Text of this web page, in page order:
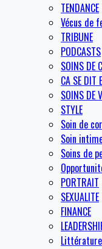
TENDANCE
Vécus de
TRIBUNE
PODCASTS
SOINS DE
CA SE DIT
SOINS DE
STYLE
Soin de
Soin
Soins de
PORTRAIT
SEXUALITE
FINANCE
Littérature